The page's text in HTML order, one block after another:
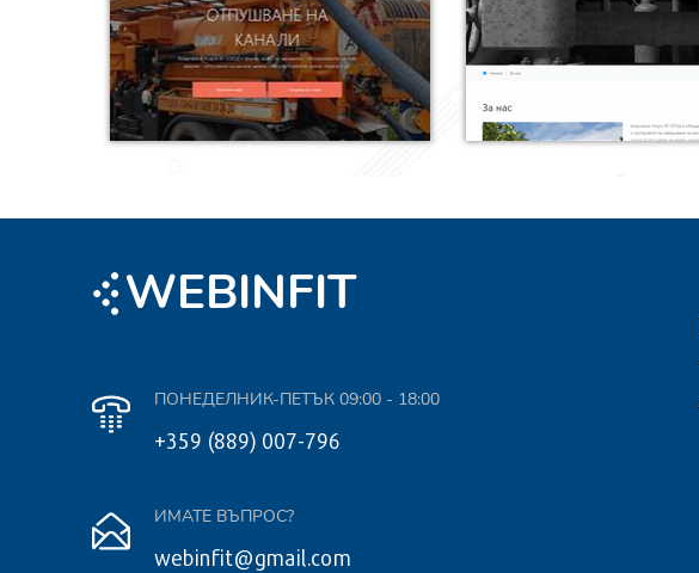
EBINFIT
W
ПОНЕДЕЛНИК-ПЕТЪК 09:00 - 18:00
+359 (889) 007-796
ИМАТЕ ВЪПРОС?
webinfit@gmail.com